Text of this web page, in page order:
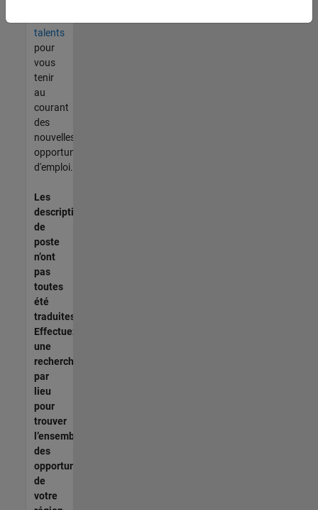
talents
pour
vous
tenir
au
courant
des
nouvelles
opportunités
d'emploi.
Les
descriptions
de
poste
n’ont
pas
toutes
été
traduites.
Effectuez
une
recherche
par
lieu
pour
trouver
l’ensemble
des
opportunités
de
votre